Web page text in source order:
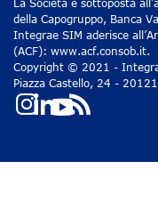
La Società è sottoposta
della Capogruppo, Banca
Integrae SIM aderisce
(ACF): www.acf.consob.it.
Copyright © 2021 -
Piazza Castello, 24 -